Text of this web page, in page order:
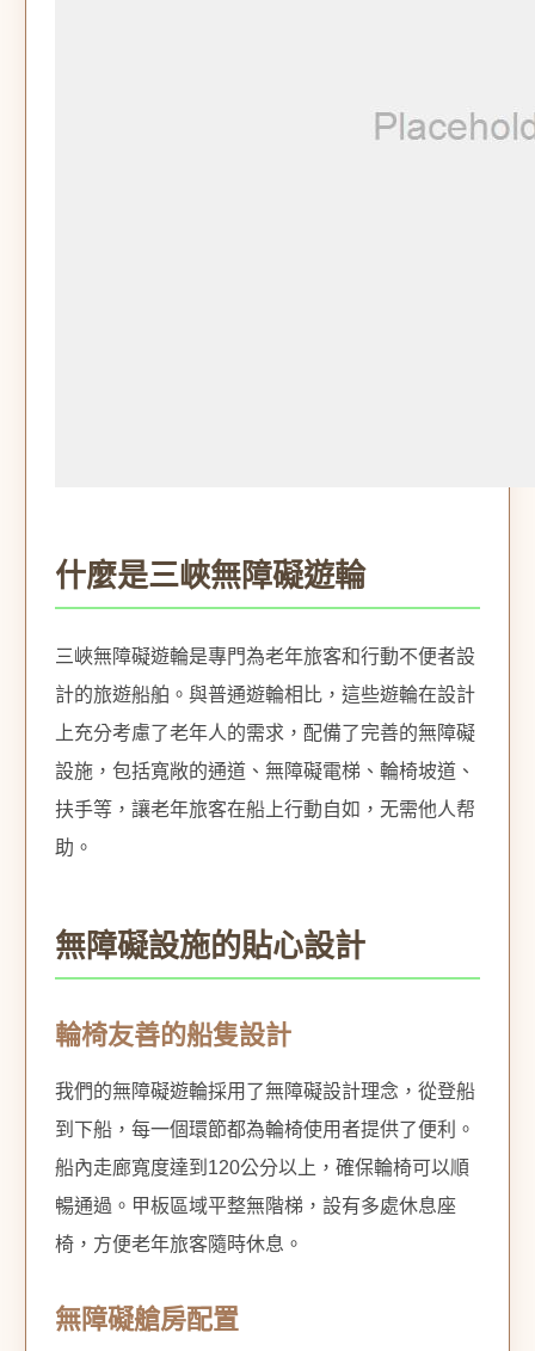
什麼是三峽無障礙遊輪
三峽無障礙遊輪是專門為老年旅客和行動不便者設
計的旅遊船舶。與普通遊輪相比，這些遊輪在設計
上充分考慮了老年人的需求，配備了完善的無障礙
設施，包括寬敞的通道、無障礙電梯、輪椅坡道、
扶手等，讓老年旅客在船上行動自如，无需他人帮
助。
無障礙設施的貼心設計
輪椅友善的船隻設計
我們的無障礙遊輪採用了無障礙設計理念，從登船
到下船，每一個環節都為輪椅使用者提供了便利。
船內走廊寬度達到120公分以上，確保輪椅可以順
暢通過。甲板區域平整無階梯，設有多處休息座
椅，方便老年旅客隨時休息。
無障礙艙房配置